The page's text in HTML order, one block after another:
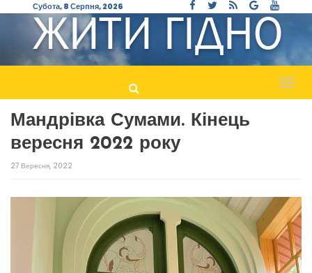
Субота, 8 Серпня, 2026
Мандрівка Сумами. Кінець
вересня 2022 року
27 Вересня, 2022